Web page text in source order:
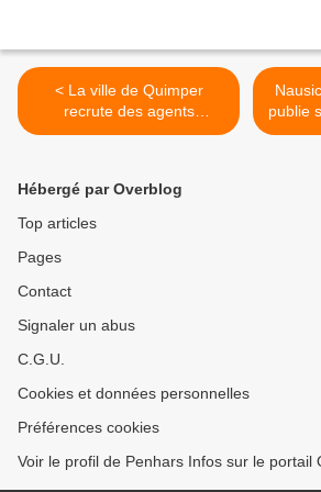
< La ville de Quimper
recrute des agents
recenseurs pour 2026
Hébergé par Overblog
Top articles
Pages
Contact
Signaler un abus
C.G.U.
Cookies et données personnelles
Préférences cookies
Voir le profil de Penhars Infos sur le portail